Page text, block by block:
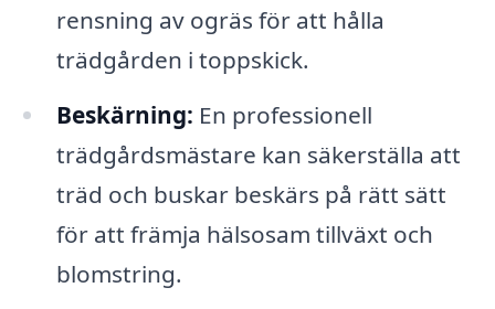
rensning av ogräs för att hålla
trädgården i toppskick.
Beskärning: En professionell
trädgårdsmästare kan säkerställa att
träd och buskar beskärs på rätt sätt
för att främja hälsosam tillväxt och
blomstring.